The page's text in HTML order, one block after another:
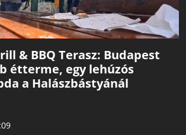
& BBQ Terasz: Budapest
étterme, egy lehúzós
a Halászbástyánál